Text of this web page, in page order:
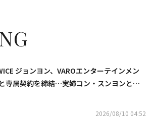
ジョンヨン、VAROエンターテインメン
専属契約を締結…実姉コン・スンヨンと同
2026/08/10 04:52